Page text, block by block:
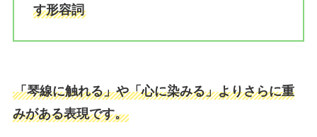
す形容詞
「琴線に触れる」や「心に染みる」よりさらに重
みがある表現です。